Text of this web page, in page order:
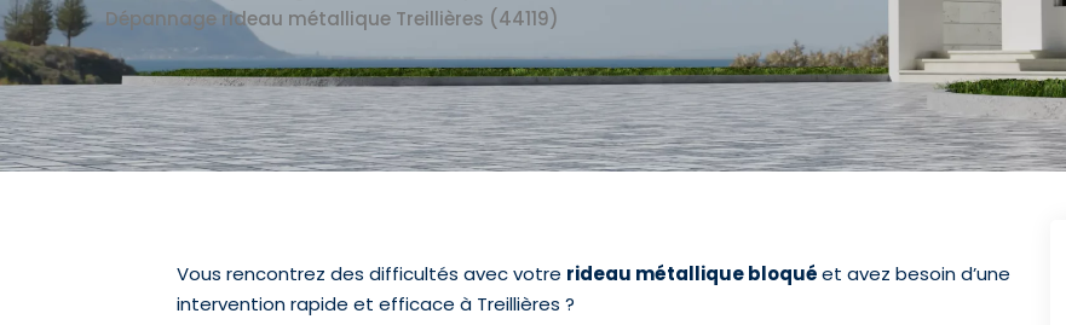
Dépannage rideau métallique Treillières (44119)
Vous rencontrez des difficultés avec votre rideau métallique bloquéet avez besoin d’une
intervention rapide et efficace à Treillières ?